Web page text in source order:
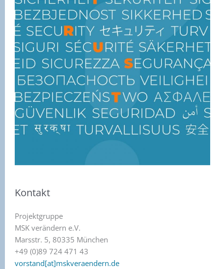
Kontakt
Projektgruppe
MSK verändern e.V.
Marsstr. 5, 80335 München
+49 (0)89 724 471 43
vorstand[at]mskveraendern.de